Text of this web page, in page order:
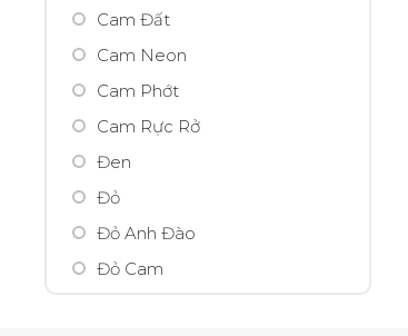
AXE
B-tox peel
Babor
Balance
Bamboo Salt
Banobagi
Bath & Body Works
BBIA
Cam Đất
Cam Neon
Cam Phớt
Cam Rực Rở
Đen
Đỏ
Đỏ Anh Đào
Đỏ Cam